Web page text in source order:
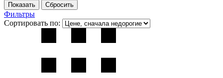
Фильтры
Сортировать по: